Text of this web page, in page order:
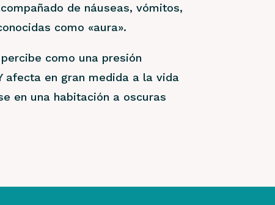
de náuseas, vómitos,
como «aura».
como una presión
afecta en gran medida a la vida
en una habitación a oscuras